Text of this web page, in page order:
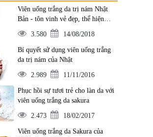
Viên uống trắng da trị nám Nhật
Bản - tôn vinh vẻ đẹp, thể hiện
đẳng cấp
3.580 14/08/2018
Bí quyết sử dụng viên uống trắng
da trị nám của Nhật
2.989 11/11/2016
Phục hồi sự tươi trẻ cho làn da với
viên uống trắng da sakura
2.473 18/02/2017
Viên uống trắng da Sakura của